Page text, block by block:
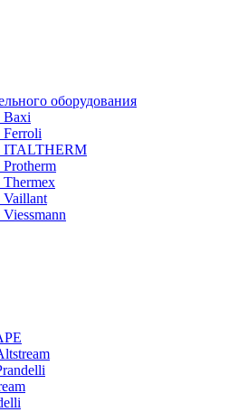
оборудования
Baxi
Ferroli
ITALTHERM
Thermex
Vaillant